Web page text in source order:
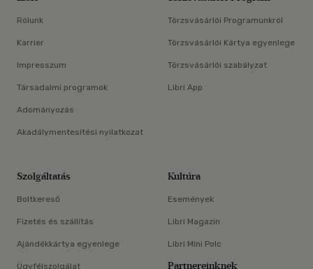
Rólunk
Karrier
Impresszum
Társadalmi programok
Adományozás
Akadálymentesítési nyilatkozat
Törzsvásárlói Programunkról
Törzsvásárlói Kártya egyenlege
Törzsvásárlói szabályzat
Libri App
Szolgáltatás
Boltkereső
Fizetés és szállítás
Ajándékkártya egyenlege
Ügyfélszolgálat
Kultúra
Események
Libri Magazin
Libri Mini Polc
Partnereinknek